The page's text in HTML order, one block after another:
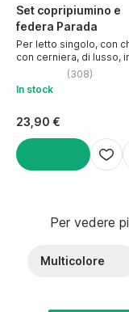
Set copripiumino e
federa Parada
Per letto singolo, con
con cerniera, di lusso,
renforcé, con fantasia
mandala, 140x200 cm
(308)
In stock
23,90 €
Per vedere
Multicolore